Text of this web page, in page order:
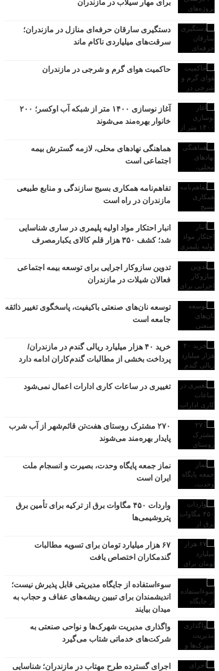
برای مهار سیلاب در مازندران
دستگیری سارقان حرفه‌ای منازل در مازندران؛
سرقت‌های میلیاردی ناکام ماند
حاکمیت هوای گرم و شرجی در مازندران
آغاز نوسازی ۱۴۰۰ متر از شبکه آب اوکسر؛ ۲۰۰
خانوار بهره‌مند می‌شوند
هماهنگی نهادهای محلی، لازمه گسترش بیمه
اجتماعی است
تفاهم‌نامه همکاری بسیج سازندگی و منابع طبیعی
مازندران در راه است
انبار احتکار مواد اولیه پلیمری در ساری شناسایی
شد؛ کشف ۳۵۰ هزار قلم کالای یکبارمصرف
تدوین سازوکار اجرایی برای توسعه بیمه اجتماعی
فعالان شیلات در مازندران
توسعه نان‌های صنعتی باکیفیت، پاسخگوی تغییر ذائقه
جامعه است
خرید ۴۰ هزار میلیارد ریالی گندم در مازندران/
پرداخت بخشی از مطالبات گندم‌کاران ادامه دارد
تغییری در ساعات کاری ادارات اعمال نمی‌شود
۲۷۰ مشترک روستای هفت‌تن قائم‌شهر از آب شرب
پایدار بهره‌مند می‌شوند
نماز جمعه پایگاه وحدت، بصیرت و انسجام ملت
ایران است
واردات ۴۵۰ مگاوات برق از ترکیه برای تأمین برق
پتروشیمی‌ها
۶۷ هزار میلیارد تومان برای تسویه مطالبات
گندمکاران اختصاص یافت
سوءاستفاده از جایگاه مدیریتی قابل پذیرش نیست؛
اندیشمندان برای تبیین ریشه‌های عفاف و حجاب به
میدان بیایند
واگذاری مدیریت شهرک‌ها و نواحی صنعتی به
شرکت‌های خدماتی شتاب می‌گیرد
اجرای گسترده طرح مهتاب در مازندران؛ شناسایی